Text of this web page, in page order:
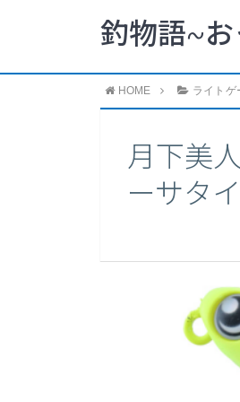
釣物語~
HOME ライトゲ
月下美
ーサタ